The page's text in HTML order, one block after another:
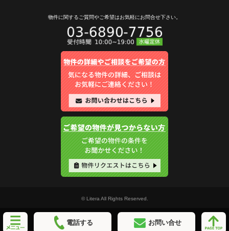
物件に関するご質問やご希望はお気軽にお問合せ下さい。
© Litera All Rights Reserved.
電話する お問い合せ